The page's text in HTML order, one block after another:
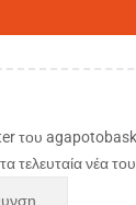
του
τελευταία νέα